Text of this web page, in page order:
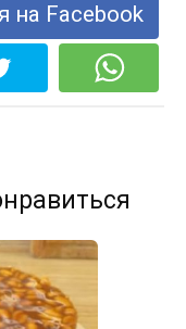
на Facebook